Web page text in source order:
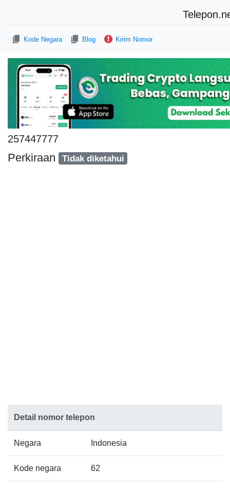
Kode Negara Blog Kirim Nomor
257447777
Perkiraan Tidak diketahui
Detail nomor telepon
Negara Indonesia
Kode negara 62